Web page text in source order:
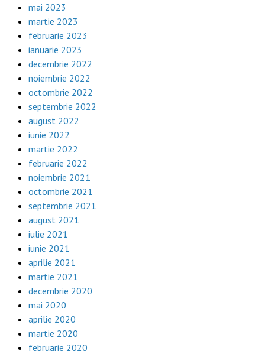
mai 2023
martie 2023
februarie 2023
ianuarie 2023
decembrie 2022
noiembrie 2022
octombrie 2022
septembrie 2022
august 2022
iunie 2022
martie 2022
februarie 2022
noiembrie 2021
octombrie 2021
septembrie 2021
august 2021
iulie 2021
iunie 2021
aprilie 2021
martie 2021
decembrie 2020
mai 2020
aprilie 2020
martie 2020
februarie 2020